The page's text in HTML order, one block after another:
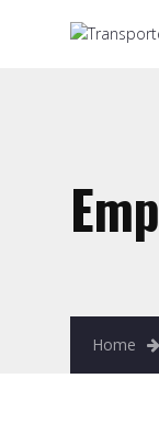
Empilhadores
Mov. de
Home